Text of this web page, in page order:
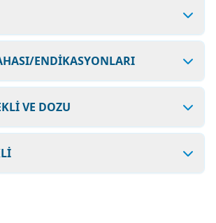
ENDİKASYONLARI
VE DOZU